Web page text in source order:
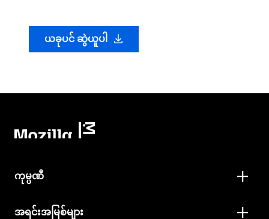
ယခုပင် ဆွဲယူပါ
ကုမ္ပဏီ
အရင်းအမြစ်များ